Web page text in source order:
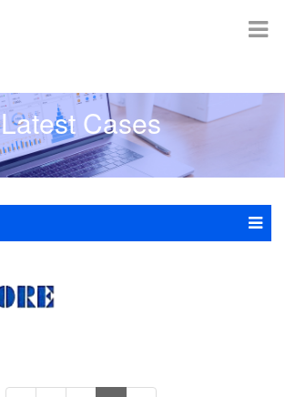
Latest Cases